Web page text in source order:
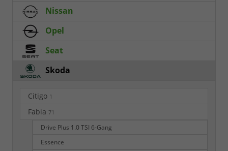
Nissan
Opel
Seat
Skoda
Citigo 1
Fabia 71
Drive Plus 1.0 TSI 6-Gang
Essence